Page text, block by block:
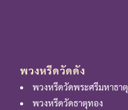
พวงหรีดวัดดัง
พวงหรีดวัดพระศรีมหาธาตุ
พวงหรีดวัดธาตุทอง